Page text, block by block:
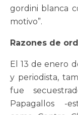
gordini blanca
motivo”.
Razones de
El 13 de enero
y periodista,
fue
Papagallos -